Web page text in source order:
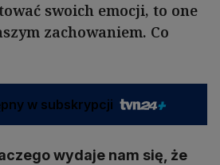
swoich emocji, to one
zachowaniem. Co
w subskrypcji
wydaje nam się, że